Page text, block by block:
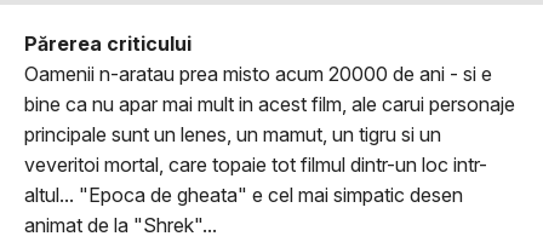
Părerea criticului
Oamenii n-aratau prea misto acum 20000 de ani - si e
bine ca nu apar mai mult in acest film, ale carui personaje
principale sunt un lenes, un mamut, un tigru si un
veveritoi mortal, care topaie tot filmul dintr-un loc intr-
altul... "Epoca de gheata" e cel mai simpatic desen
animat de la "Shrek"...